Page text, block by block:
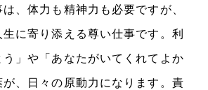
、体力も精神力も必要ですが、
に寄り添える尊い仕事です。利
う」や「あなたがいてくれてよか
が、日々の原動力になります。責